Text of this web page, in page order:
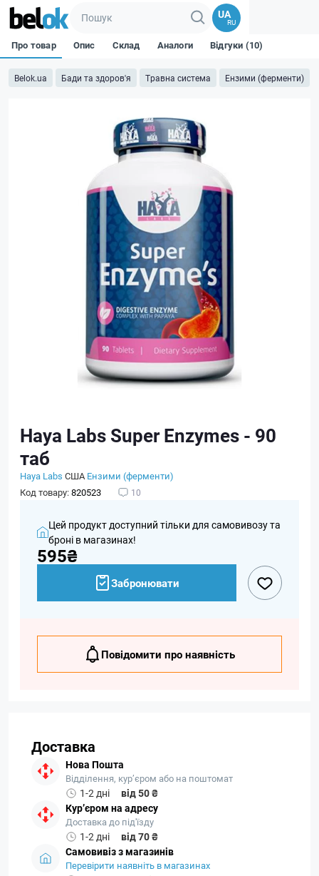
UA
RU
Belok.ua Бади та здоров'я Травна система Ензими (ферменти)
Про товар Опис Склад Аналоги Відгуки (10)
Haya Labs Super Enzymes - 90
таб
Haya Labs США Ензими (ферменти)
Код товару:820523 10
Цей продукт доступний тільки для самовивозу та
броні в магазинах!
595₴
Забронювати
Повідомити про наявність
Доставка
Нова Пошта
Відділення, кур’єром або на поштомат
1-2 дні
від 50 ₴
Кур’єром на адресу
Доставка до під'їзду
1-2 дні
від 70 ₴
Самовивіз з магазинів
Перевірити наявніть в магазинах